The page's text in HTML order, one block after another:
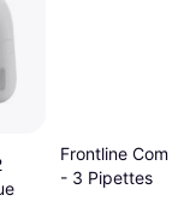
Frontline
- 3 Pipettes